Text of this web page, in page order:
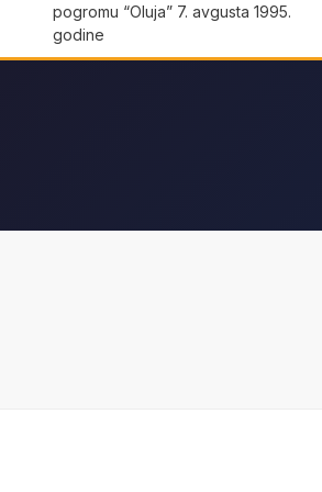
pogromu “Oluja” 7. avgusta 1995.
godine